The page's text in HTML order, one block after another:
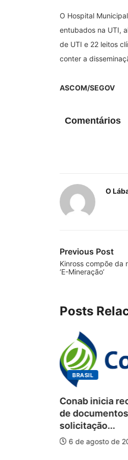
O Hospital
entubados na UTI,
de UTI e 22 leitos
conter a
ASCOM/SEGOV
Comentários
O
Previous Post
Kinross compõe da
‘E-Mineração’
Posts
BRASIL
Conab inicia
de
solicitação...
6 de agosto de